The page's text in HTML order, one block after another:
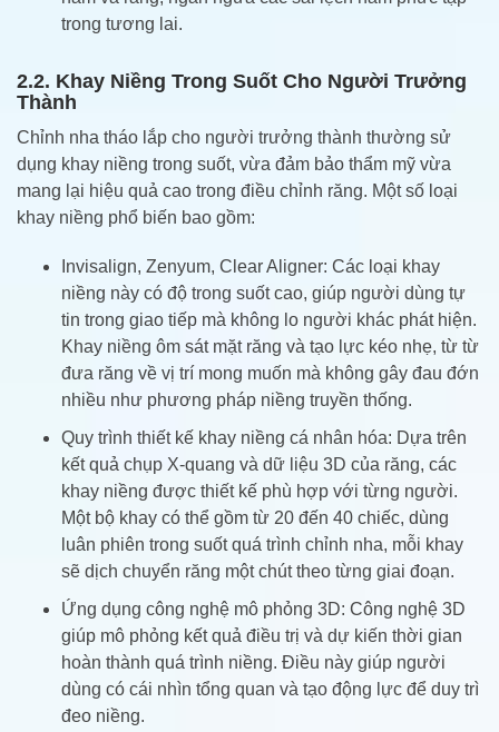
trong tương lai.
2.2. Khay Niềng Trong Suốt Cho Người Trưởng
Thành
Chỉnh nha tháo lắp cho người trưởng thành thường sử
dụng khay niềng trong suốt, vừa đảm bảo thẩm mỹ vừa
mang lại hiệu quả cao trong điều chỉnh răng. Một số loại
khay niềng phổ biến bao gồm:
Invisalign, Zenyum, Clear Aligner: Các loại khay
niềng này có độ trong suốt cao, giúp người dùng tự
tin trong giao tiếp mà không lo người khác phát hiện.
Khay niềng ôm sát mặt răng và tạo lực kéo nhẹ, từ từ
đưa răng về vị trí mong muốn mà không gây đau đớn
nhiều như phương pháp niềng truyền thống.
Quy trình thiết kế khay niềng cá nhân hóa: Dựa trên
kết quả chụp X-quang và dữ liệu 3D của răng, các
khay niềng được thiết kế phù hợp với từng người.
Một bộ khay có thể gồm từ 20 đến 40 chiếc, dùng
luân phiên trong suốt quá trình chỉnh nha, mỗi khay
sẽ dịch chuyển răng một chút theo từng giai đoạn.
Ứng dụng công nghệ mô phỏng 3D: Công nghệ 3D
giúp mô phỏng kết quả điều trị và dự kiến thời gian
hoàn thành quá trình niềng. Điều này giúp người
dùng có cái nhìn tổng quan và tạo động lực để duy trì
đeo niềng.